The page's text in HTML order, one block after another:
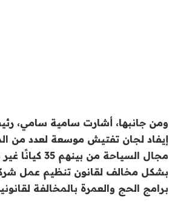
ومن جانبها، أشارت سامية سامي،
مجال
برامج الحج والعمرة بالمخالفة